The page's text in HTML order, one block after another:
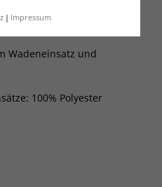
Impressum
und Kniebereich für
Wadeneinsatz und
100% Polyester